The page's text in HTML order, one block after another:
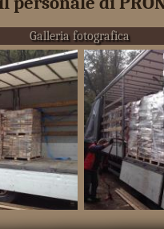
Galleria fotografica